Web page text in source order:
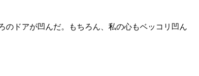
ドアが凹んだ。もちろん、私の心もベッコリ凹ん